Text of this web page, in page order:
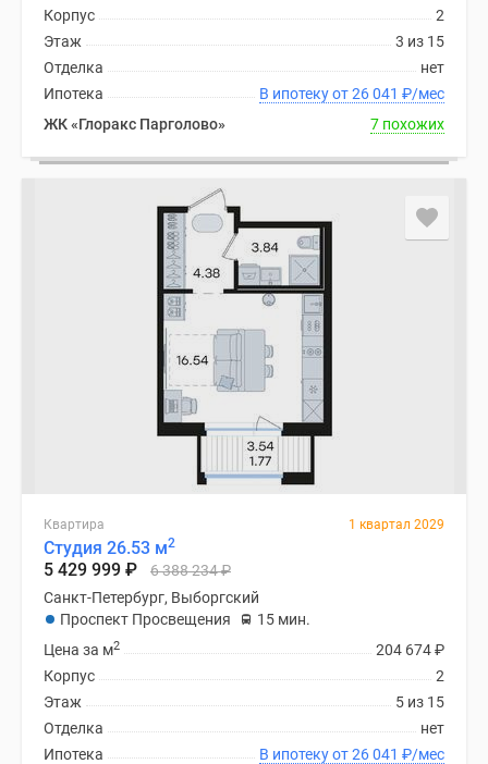
комнатные
более
Готовые
новостройки
комнатные
новостроек
комнатные
Субсидированная
застройщиком
Мнение
эксперта
Студии
Ипотечный
2
Корпус
3 из 15
Этаж
нет
Отделка
В ипотеку от 26 041 ₽/мес
Ипотека
ЖК «Глоракс Парголово»
7 похожих
Квартира 1 квартал 2029
Студия 26.53 м2
5 429 999 ₽ 6 388 234₽
Санкт-Петербург, Выборгский
Проспект Просвещения
15 мин.
204 674₽
Цена за м2
2
Корпус
5 из 15
Этаж
нет
Отделка
В ипотеку от 26 041 ₽/мес
Ипотека